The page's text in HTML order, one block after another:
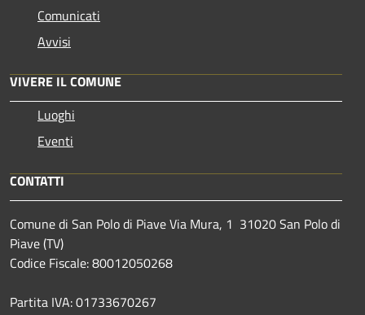
Comunicati
Avvisi
VIVERE IL COMUNE
Luoghi
Eventi
CONTATTI
Comune di San Polo di Piave Via Mura, 1 31020 San Polo di
Piave (TV)
Codice Fiscale: 80012050268
Partita IVA: 01733670267